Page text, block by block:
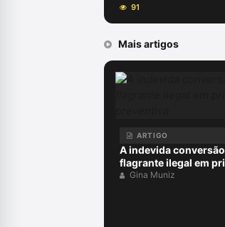
91
Mais artigos
ARTIGO
A indevida
flagrante ilegal em
preventiva
Gina Muniz